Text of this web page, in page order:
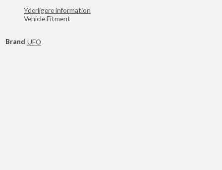
Yderligere information
Vehicle Fitment
Brand UFO